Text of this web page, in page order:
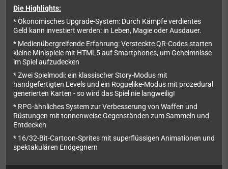
Die Highlights:
* Ökonomisches Upgrade-System: Durch Kämpfe verdientes
Geld kann investiert werden: in Leben, Magie oder Ausdauer.
* Medienübergreifende Erfahrung: Versteckte QR-Codes starten
kleine Minispiele mit HTML5 auf Smartphones, um Geheimnisse
im Spiel aufzudecken
* Zwei Spielmodi: ein klassischer Story-Modus mit
handgefertigten Levels und ein Roguelike-Modus mit prozedural
generierten Karten - so wird das Spiel nie langweilig!
* RPG-ähnliches System zur Verbesserung von Waffen und
Rüstungen mit tonnenweise Gegenständen zum Sammeln und
Entdecken
* 16/32-Bit-Cartoon-Sprites mit superflüssigen Animationen und
spektakulären Endgegnern